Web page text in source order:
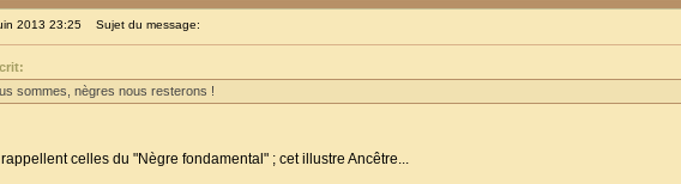
2013 23:25 Sujet du message:
sommes, nègres nous resterons !
celles du "Nègre fondamental" ; cet illustre Ancêtre...